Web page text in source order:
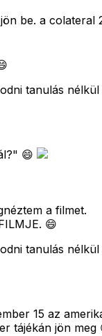
be. a
tanulás
😄
a filmet.
😄
tanulás
15 az
tájékán jön meg